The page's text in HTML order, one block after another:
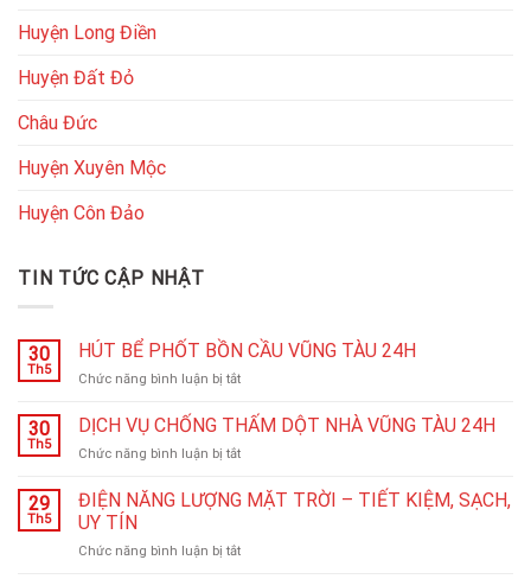
Huyện Long Điền
Huyện Đất Đỏ
Châu Đức
Huyện Xuyên Mộc
Huyện Côn Đảo
TIN TỨC CẬP NHẬT
30
Th5
HÚT BỂ PHỐT BỒN CẦU VŨNG TÀU 24H
Chức năng bình luận bị tắtở
BỂ
BỒN
VŨNG
30
Th5
DỊCH VỤ CHỐNG THẤM DỘT NHÀ VŨNG TÀU 24H
Chức năng bình luận bị tắtở
VỤ
CHỐNG
DỘT
29
Th5
ĐIỆN NĂNG LƯỢNG MẶT TRỜI – TIẾT KIỆM, SẠCH,
UY TÍN
Chức năng bình luận bị tắtở